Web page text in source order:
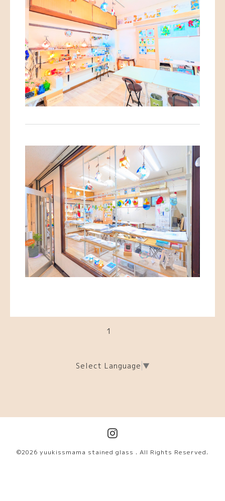
1
Select Language ▼
©2026 yuukissmama stained glass . All Rights Reserved.